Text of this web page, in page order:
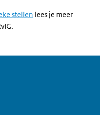
stellen lees je meer